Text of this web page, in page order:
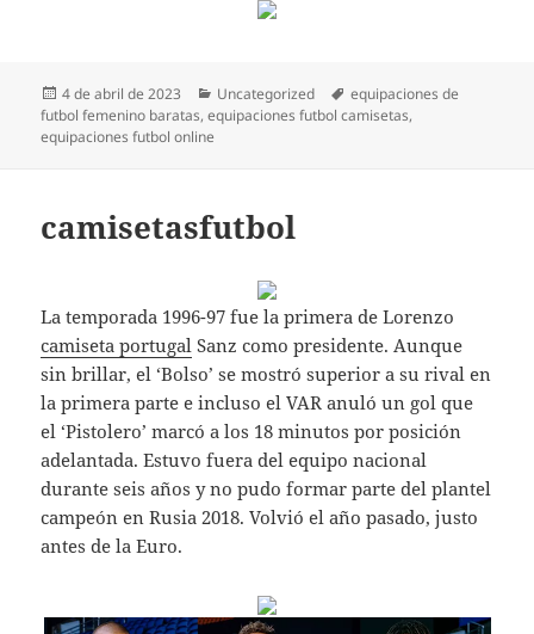
Publicado
el
4 de abril de 2023 Categorías
Uncategorized Etiquetas
equipaciones de
futbol femenino baratas,equipaciones futbol camisetas,
equipaciones futbol online
camisetasfutbol
La temporada 1996-97 fue la primera de Lorenzo
camiseta portugal Sanz como presidente. Aunque
sin brillar, el ‘Bolso’ se mostró superior a su rival en
la primera parte e incluso el VAR anuló un gol que
el ‘Pistolero’ marcó a los 18 minutos por posición
adelantada. Estuvo fuera del equipo nacional
durante seis años y no pudo formar parte del plantel
campeón en Rusia 2018. Volvió el año pasado, justo
antes de la Euro.